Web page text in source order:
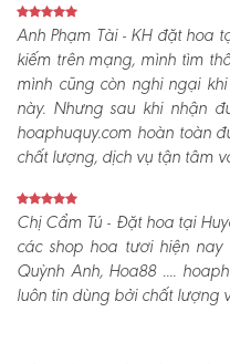
Anh Phạm Tài - KH đặt hoa
kiếm trên mạng, mình tìm
mình cũng còn nghi ngại
này. Nhưng sau khi nhận
hoaphuquy.com hoàn toàn
chất lượng, dịch vụ tận tâm
Chị Cẩm Tú - Đặt hoa tại
các shop hoa tươi hiện nay
Quỳnh Anh, Hoa88 ....
luôn tin dùng bởi chất lượng